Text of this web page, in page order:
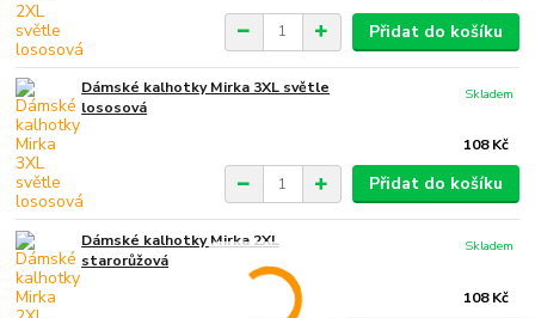
Přidat do košíku
Dámské kalhotky Mirka 3XL světle
lososová
108 Kč
Skladem
Přidat do košíku
Dámské kalhotky Mirka 2XL
starorůžová
108 Kč
Skladem